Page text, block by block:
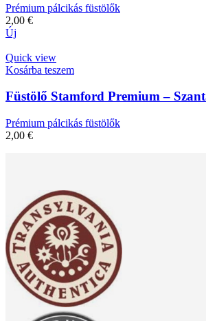
Prémium pálcikás füstölők
2,00 €
Új
Quick view
Kosárba teszem
Füstölő Stamford Premium –
Prémium pálcikás füstölők
2,00 €